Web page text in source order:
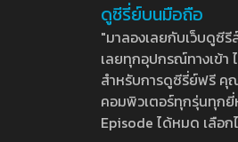
ดูซีรี่ย์บนมือถือ
"มาลองเลยกับเว็บดูซี
เลยทุกอุปกรณ์ทางเข้า
สำหรับการดูซีรี่ย์ฟรี คุ
คอมพิวเตอร์ทุกรุ่นทุกยี่
Episode ได้หมด เลือ